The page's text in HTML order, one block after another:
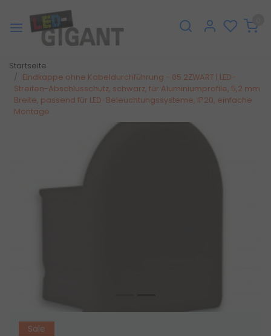
Startseite
Eindkappe ohne Kabeldurchführung - 05.2ZWART | LED-
Streifen-Abschlusschutz, schwarz, für Aluminiumprofile, 5,2 mm
Breite, passend für LED-Beleuchtungssysteme, IP20, einfache
Montage
Sale